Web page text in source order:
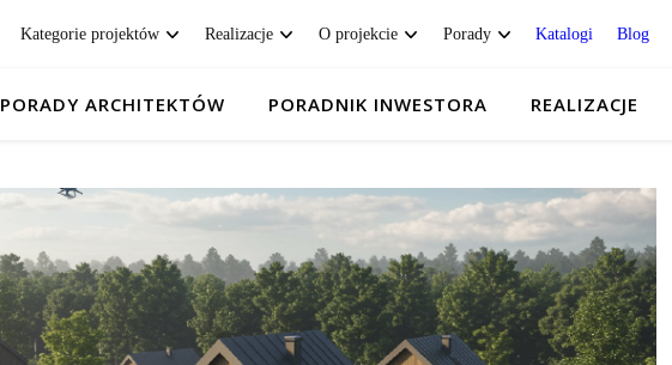
Kategorie projektów Realizacje O projekcie Porady Katalogi Blog
PORADY ARCHITEKTÓW PORADNIK INWESTORA REALIZACJE